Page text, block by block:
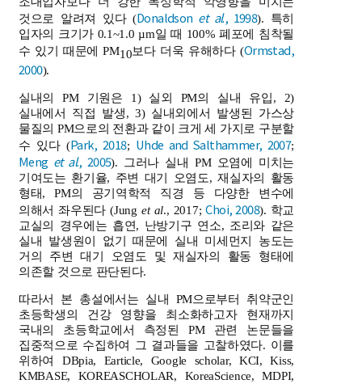
것으로 알려져 있다 (Donaldson et al., 1998). 특히
입자의 크기가 0.1~1.0 µm일 때 100% 폐포에 침착될
수 있기 때문에 PM10보다 더욱 유해하다 (Ormstad,
2000).
실내의 PM 기원은 1) 실외 PM의 실내 유입, 2)
실내에서 직접 발생, 3) 실내외에서 발생된 가스상
물질의 PM으로의 전환과 같이 크게 세 가지로 구분할
수 있다 (Park, 2018; Uhde and Salthammer, 2007;
Meng et al., 2005). 그러나 실내 PM 오염에 미치는
기여도는 환기율, 주변 대기 오염도, 재실자의 활동
형태, PM의 공기역학적 직경 등 다양한 변수에
의해서 좌우된다 (Junget al., 2017;Choi, 2008). 학교
교실의 경우에는 흡연, 난방기구 연소, 조리와 같은
실내 발생원이 없기 때문에 실내 미세먼지 농도는
거의 주변 대기 오염도 및 재실자의 활동 형태에
의존할 것으로 판단된다.
따라서 본 총설에서는 실내 PM으로부터 취약군인
초등학생의 건강 영향을 최소화하고자 현재까지
국내의 초등학교에서 측정된 PM 관련 논문들을
집중적으로 수집하여 그 결과들을 고찰하였다. 이를
위하여 DBpia, Earticle, Google scholar, KCI, Kiss,
KMBASE, KOREASCHOLAR, KoreaScience, MDPI,